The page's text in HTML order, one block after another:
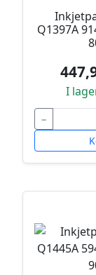
Q1397A
I
−